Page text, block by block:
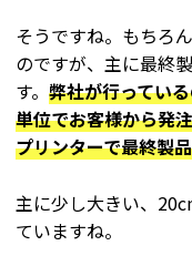
そうですね。もちろ
のですが、主に最終
す。 弊社が行ってい
単位でお客様から発
プリンターで最終製
主に少し大きい、
ていますね。